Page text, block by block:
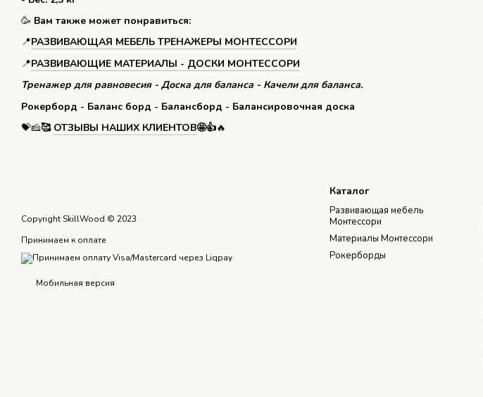
🥳️ Вам также может понравиться:
📍️РАЗВИВАЮЩАЯ МЕБЕЛЬ ТРЕНАЖЕРЫ МОНТЕССОРИ
📍️РАЗВИВАЮЩИЕ МАТЕРИАЛЫ - ДОСКИ МОНТЕССОРИ
Тренажер для равновесия - Доска для баланса - Качели для баланса.
Рокерборд - Баланс борд - Балансборд - Балансировочная доска
💝🧀🥰 ОТЗЫВЫ НАШИХ КЛИЕНТОВ🤩👍🔥
Copyright SkillWood © 2023
Принимаем к оплате
Мобильная версия
Каталог
Развивающая мебель
Монтессори
Материалы Монтессори
Рокерборды